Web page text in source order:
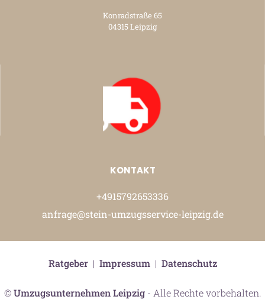
Konradstraße 65
04315 Leipzig
KONTAKT
+4915792653336
anfrage@stein-umzugsservice-leipzig.de
©Umzugsunternehmen Leipzig- Alle Rechte vorbehalten.
Ratgeber| Impressum| Datenschutz